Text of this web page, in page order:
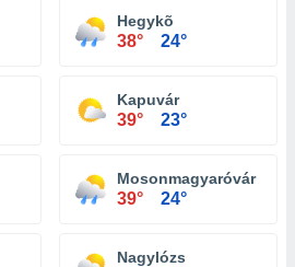
Hegykõ
38° 24°
Kapuvár
39° 23°
Mosonmagyaróvár
39° 24°
Nagylózs